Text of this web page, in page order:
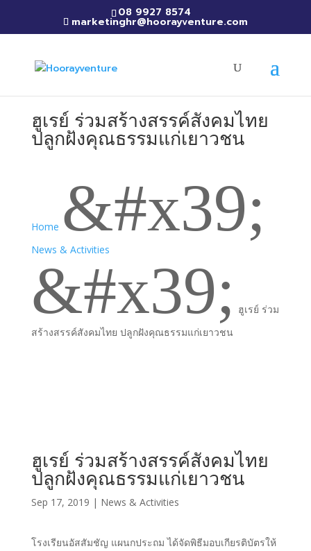
08 9927 8574
marketinghr@hoorayventure.com
ฮูเรย์ ร่วมสร้างสรรค์สังคมไทย
ปลูกฝังคุณธรรมแก่เยาวชน
Home &#x39;
News & Activities
&#x39;
ฮูเรย์ ร่วม
สร้างสรรค์สังคมไทย ปลูกฝังคุณธรรมแก่เยาวชน
ฮูเรย์ ร่วมสร้างสรรค์สังคมไทย
ปลูกฝังคุณธรรมแก่เยาวชน
Sep 17, 2019 | News & Activities
โรงเรียนอัสสัมชัญ แผนกประถม ได้จัดพิธีมอบเกียรติบัตรให้